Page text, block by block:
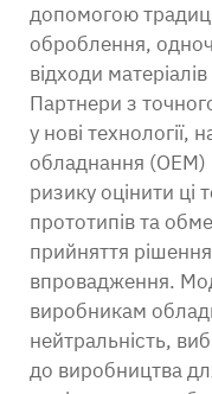
допомогою
оброблення,
відходи
Партнери з
у нові
обладнання
ризику оцінити ці
прототипів та
прийняття
впровадження.
виробникам
нейтральність,
до виробництва